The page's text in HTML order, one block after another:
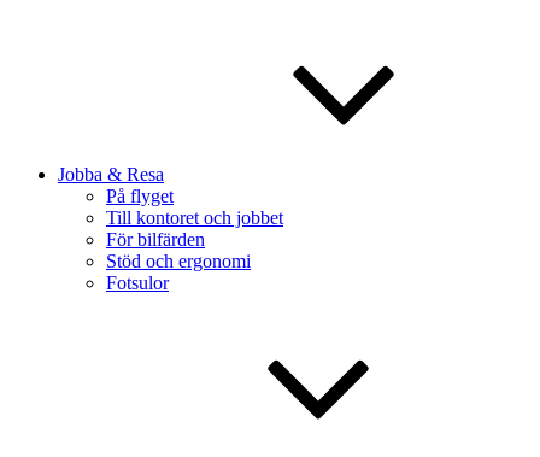
Jobba & Resa
På flyget
Till kontoret och jobbet
För bilfärden
Stöd och ergonomi
Fotsulor